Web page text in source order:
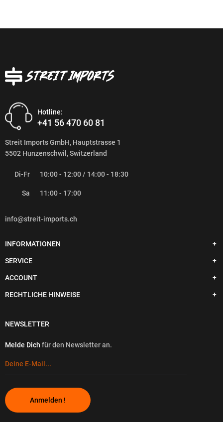
Hotline:
+41 56 470 60 81
Streit Imports GmbH, Hauptstrasse 1
5502 Hunzenschwil, Switzerland
Di-Fr 10:00 - 12:00 / 14:00 - 18:30
Sa 11:00 - 17:00
info@streit-imports.ch
INFORMATIONEN
SERVICE
ACCOUNT
RECHTLICHE HINWEISE
NEWSLETTER
Melde Dich für den Newsletter an.
Anmelden !